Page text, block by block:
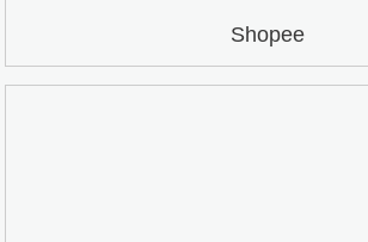
Shopee